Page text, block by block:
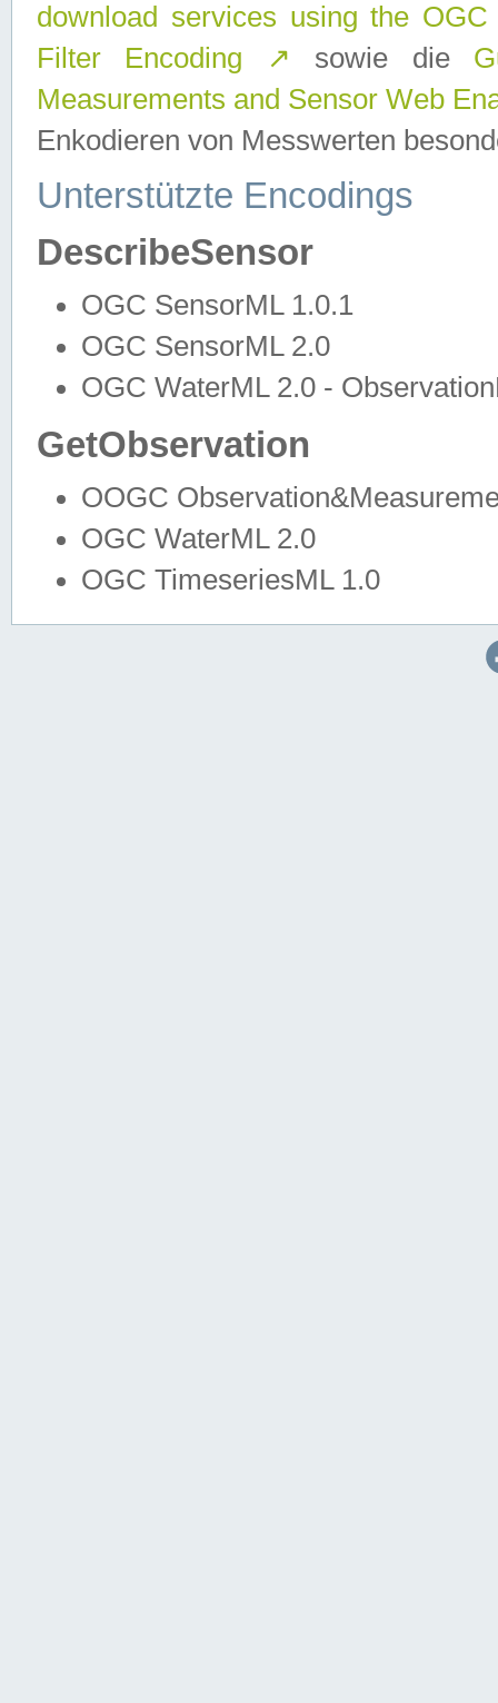
download services using the
Filter Encoding
↗ sowie die
Measurements and Sensor Web
Enkodieren von Messwerten
Unterstützte Encodings
DescribeSensor
OGC SensorML 1.0.1
OGC SensorML 2.0
OGC WaterML 2.0 -
GetObservation
OOGC
OGC WaterML 2.0
OGC TimeseriesML 1.0